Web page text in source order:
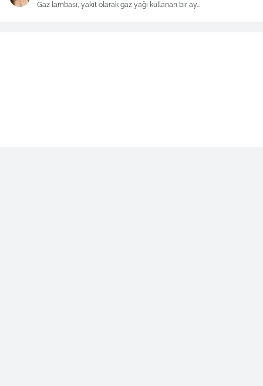
Gaz lambası, yakıt olarak gaz yağı kullanan bir ay...